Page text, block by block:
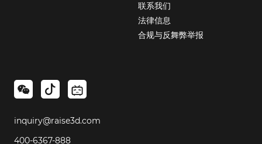
联系我们
法律信息
合规与反舞弊举报
inquiry@raise3d.com
400-6367-888